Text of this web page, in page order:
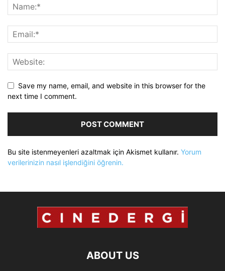
Save my name, email, and website in this browser for the
next time I comment.
Bu site istenmeyenleri azaltmak için Akismet kullanır. Yorum
verilerinizin nasıl işlendiğini öğrenin.
ABOUT US